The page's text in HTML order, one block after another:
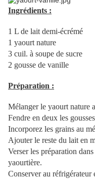
Ingrédients :
1 L de lait demi-écrémé
1 yaourt nature
3 cuil. à soupe de sucre
2 gousse de vanille
Préparation :
Mélanger le yaourt nature
Fendre en deux les
Incorporez les grains au
Ajouter le reste du lait en
Verser les préparation
yaourtière.
Conserver au réfrigérateur